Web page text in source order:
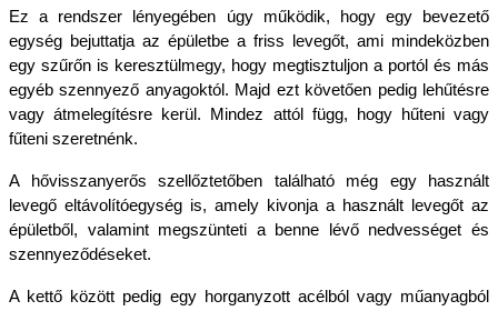
Ez a rendszer lényegében úgy működik, hogy egy bevezető
egység bejuttatja az épületbe a friss levegőt, ami mindeközben
egy szűrőn is keresztülmegy, hogy megtisztuljon a portól és más
egyéb szennyező anyagoktól. Majd ezt követően pedig lehűtésre
vagy átmelegítésre kerül. Mindez attól függ, hogy hűteni vagy
fűteni szeretnénk.
A hővisszanyerős szellőztetőben található még egy használt
levegő eltávolítóegység is, amely kivonja a használt levegőt az
épületből, valamint megszünteti a benne lévő nedvességet és
szennyeződéseket.
A kettő között pedig egy horganyzott acélból vagy műanyagból